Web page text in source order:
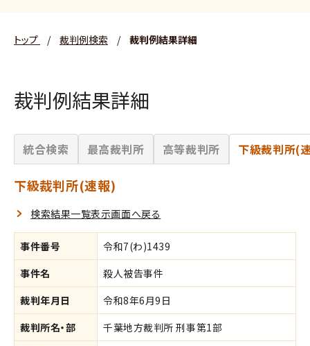
トップ / 裁判例検索 / 裁判例結果詳細
裁判例結果詳細
統合検索 最高裁判所 高等裁判所 下級裁判所(
下級裁判所(速報)
検索結果一覧表示画面へ戻る
事件番号
令和7(わ)1439
事件名
殺人被告事件
裁判年月日
令和8年6月9日
裁判所名・部
千葉地方裁判所 刑事第1部